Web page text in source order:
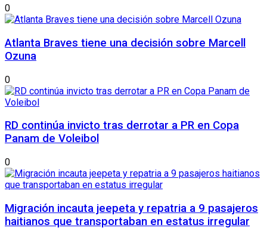
0
Atlanta Braves tiene una decisión sobre Marcell
Ozuna
0
RD continúa invicto tras derrotar a PR en Copa
Panam de Voleibol
0
Migración incauta jeepeta y repatria a 9 pasajeros
haitianos que transportaban en estatus irregular